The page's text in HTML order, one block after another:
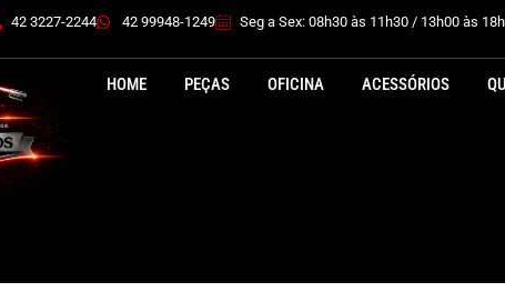
42 3227-2244 42 99948-1249 Seg a Sex: 08h30 às 11h30 / 13h00 às
HOME PEÇAS OFICINA ACESSÓRIOS